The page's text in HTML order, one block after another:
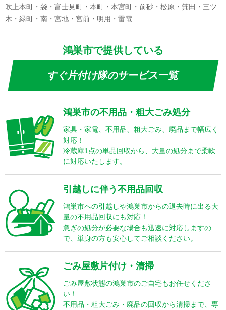
吹上本町・袋・富士見町・本町・本宮町・前砂・松原・箕田・三ツ
木・緑町・南・宮地・宮前・明用・雷電
鴻巣市で提供している
すぐ片付け隊のサービス一覧
鴻巣市の不用品・粗大ごみ処分
家具・家電、不用品、粗大ごみ、廃品まで幅広く
対応！
冷蔵庫1点の単品回収から、大量の処分まで柔軟
に対応いたします。
引越しに伴う不用品回収
鴻巣市への引越しや鴻巣市からの退去時に出る大
量の不用品回収にも対応！
急ぎの処分が必要な場合も迅速に対応しますの
で、単身の方も安心してご相談ください。
ごみ屋敷片付け・清掃
ごみ屋敷状態の鴻巣市のご自宅もお任せくださ
い！
不用品・粗大ごみ・廃品の回収から清掃まで、専